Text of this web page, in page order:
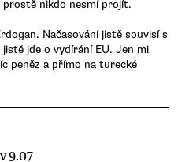
nikdo nesmí projít.
Načasování jistě souvisí s
jde o vydírání EU. Jen mi
peněz a přímo na turecké
9.07